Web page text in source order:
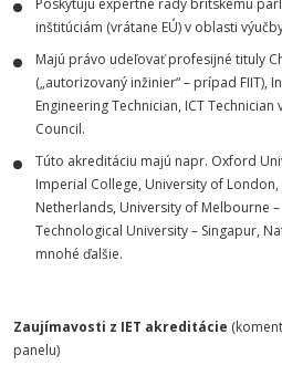
Poskytujú expertné rady britskému
inštitúciám (vrátane EÚ) v oblasti
Majú právo udeľovať profesijné tituly
(„autorizovaný inžinier“ – prípad FIIT),
Engineering Technician, ICT
Council.
Túto akreditáciu majú napr. Oxford
Imperial College, University of
Netherlands, University of Melbourne
Technological University – Singapur,
mnohé ďalšie.
Zaujímavosti z IET akreditácie
panelu)